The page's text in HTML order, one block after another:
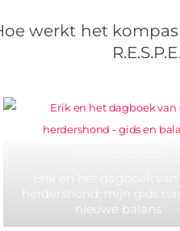
werkt het
herdershond: mijn gids
nieuwe balans